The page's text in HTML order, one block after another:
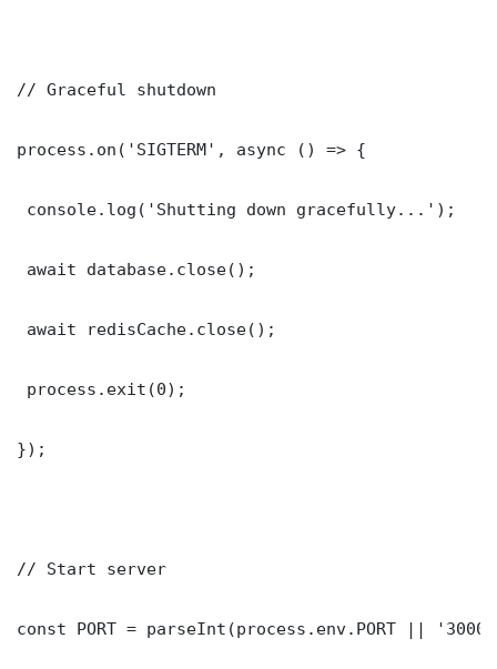
// Graceful shutdown
process.on('SIGTERM', async () => {
console.log('Shutting down gracefully...');
await database.close();
await redisCache.close();
process.exit(0);
});
// Start server
const PORT = parseInt(process.env.PORT ||